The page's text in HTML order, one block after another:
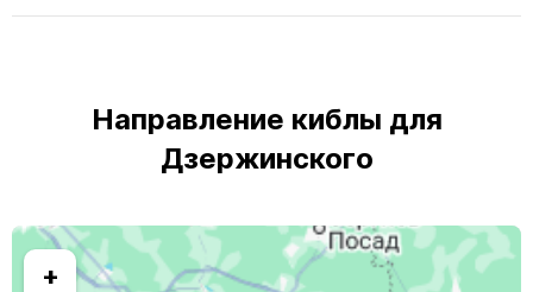
Направление киблы для
Дзержинского
+